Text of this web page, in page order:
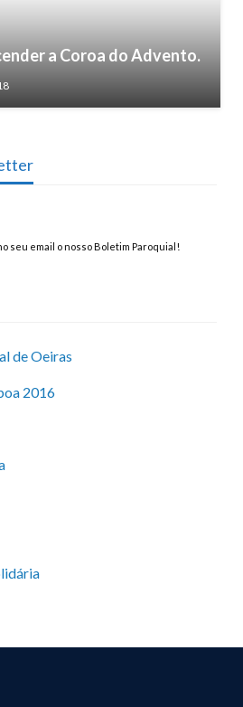
a Coroa do Advento.
seu email o nosso Boletim Paroquial!
de Oeiras
2016